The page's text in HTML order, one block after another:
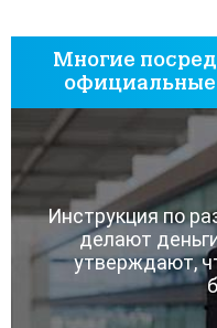
Многие
официальные
Инструкция по
делают
утверждают,